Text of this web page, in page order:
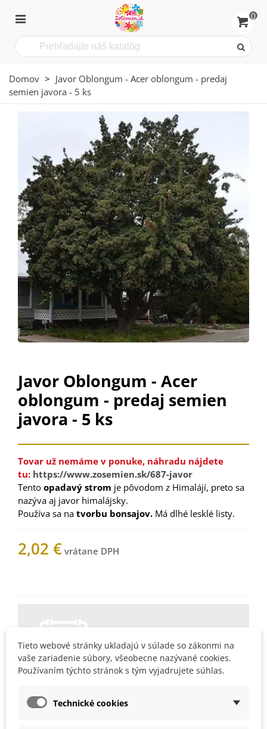
0
Domov > Javor Oblongum - Acer oblongum - predaj
semien javora - 5 ks
Javor Oblongum - Acer
oblongum - predaj semien
javora - 5 ks
Tovar už nemáme v ponuke, náhradu nájdete
tu: https://www.zosemien.sk/687-javor
Tento opadavý strom je pôvodom z Himalájí, preto sa
nazýva aj javor himalájsky.
Používa sa na tvorbu bonsajov. Má dlhé lesklé listy.
2,02 €
produkt skladom. Vložte váš e-
mail.
Tieto webové stránky ukladajú v súlade so zákonmi na
vaše zariadenie súbory, všeobecne nazývané cookies.
Používaním týchto stránok s tým vyjadrujete súhlas.
Technické cookies